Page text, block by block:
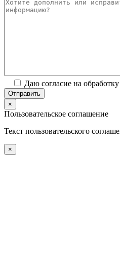
Даю согласие на
×
Пользовательское соглашение
Текст пользовательского
×